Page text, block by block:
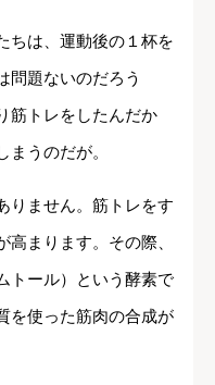
ちは、運動後の１杯を
問題ないのだろう
トレをしたんだか
うのだが。
りません。筋トレをす
まります。その際、
トール）という酵素で
を使った筋肉の合成が